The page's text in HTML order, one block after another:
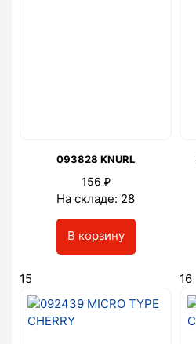
093828 KNURL
156 ₽
На складе: 28
В корзину
15 16